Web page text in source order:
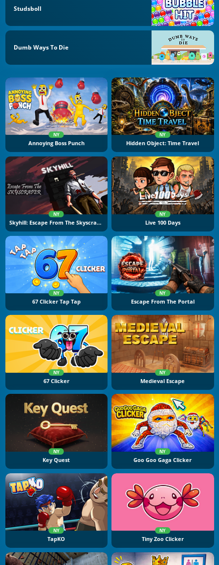
Studsboll
Dumb Ways To Die
NY
Annoying Boss Punch
NY
Hidden Object: Time Travel
NY
Skyhill: Escape From The Skyscraper
NY
Live 100 Days
NY
67 Clicker Tap Tap
NY
Escape From The Portal
NY
67 Clicker
NY
Medieval Escape
NY
Key Quest
NY
Goo Goo Gaga Clicker
NY
TapKO
NY
Tiny Zoo Clicker